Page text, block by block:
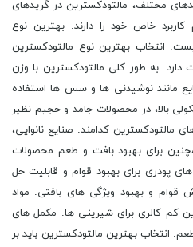
مختلف، مالتودکسترین در گریدهای
خاص خود را دارند. بهترین نوع
انتخاب بهترین نوع مالتودکسترین
به طور کلی مالتودکسترین با وزن
مانند نوشیدنی ها و سس ها استفاده
بالا، در محصولات جامد و حجیم نظیر
مالتودکسترین کدامند. صنایع نانوایی،
برای بهبود بافت و طعم محصولات
پودری برای بهبود قوام و قابلیت حل
قوام و بهبود ویژگی های بافتی. مواد
کم کالری برای شیرینی ها. مکمل های
انتخاب بهترین مالتودکسترین باید بر